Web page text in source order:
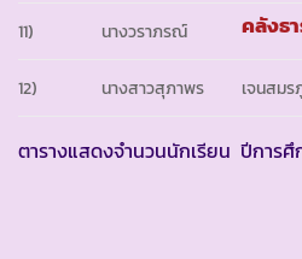
11) นางวราภรณ์ คลังธ
12) นางสาวสุภาพร เจนสมร
ตารางแสดงจำนวนนักเรียน ปีการศึ